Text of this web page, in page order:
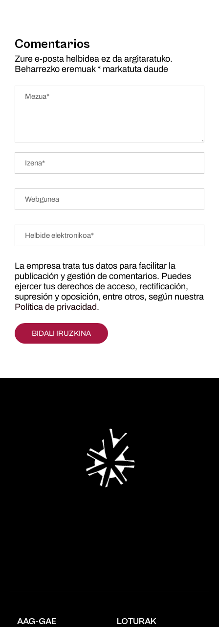
Comentarios
Zure e-posta helbidea ez da argitaratuko.
Beharrezko eremuak * markatuta daude
La empresa trata tus datos para facilitar la
publicación y gestión de comentarios. Puedes
ejercer tus derechos de acceso, rectificación,
supresión y oposición, entre otros, según nuestra
Política de privacidad.
AAG-GAE LOTURAK